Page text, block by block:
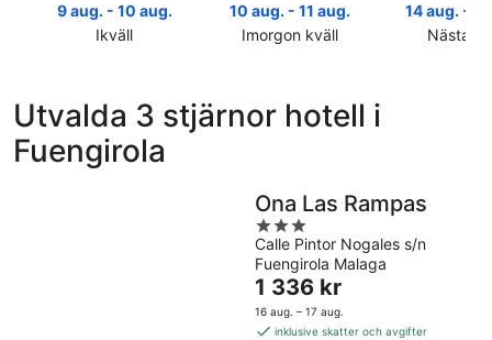
9 aug. - 10 aug.
Ikväll
Fuengirola
för
ikväll,
10 aug. - 11 aug.
Imorgon kväll
Fuengirola
aug.
aug.
14 aug. -
Nästa
14
-
Utvalda 3 stjärnor hotell i
Fuengirola
Ona Las Rampas
3
out
of
5
Calle Pintor Nogales s/n
Fuengirola Malaga
Priset
är
1 336 kr
1 336 kr
16 aug. – 17 aug.
inklusive skatter och avgifter